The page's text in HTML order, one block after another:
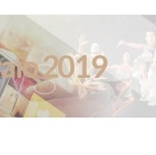
2019